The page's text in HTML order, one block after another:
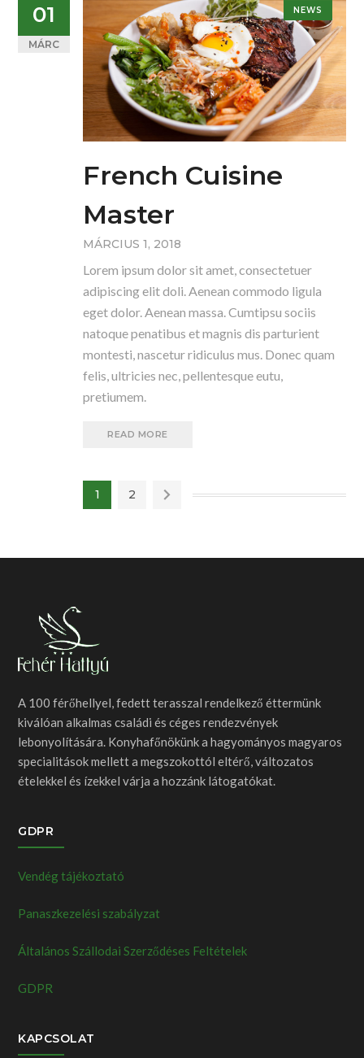
01
MÁRC
NEWS
French Cuisine
Master
MÁRCIUS 1, 2018
Lorem ipsum dolor sit amet, consectetuer
adipiscing elit doli. Aenean commodo ligula
eget dolor. Aenean massa. Cumtipsu sociis
natoque penatibus et magnis dis parturient
montesti, nascetur ridiculus mus. Donec quam
felis, ultricies nec, pellentesque eutu,
pretiumem.
READ MORE
1 2
A 100 férőhellyel, fedett terasszal rendelkező éttermünk
kiválóan alkalmas családi és céges rendezvények
lebonyolítására. Konyhafőnökünk a hagyományos magyaros
specialitások mellett a megszokottól eltérő, változatos
ételekkel és ízekkel várja a hozzánk látogatókat.
GDPR
Vendég tájékoztató
Panaszkezelési szabályzat
Általános Szállodai Szerződéses Feltételek
GDPR
KAPCSOLAT